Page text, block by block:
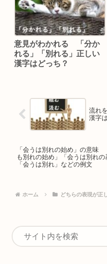
意見がわかれる 「分か
れる」「別れる」正しい
漢字はどっち？
流れ
漢字
「会うは別れの始め」の意味
も別れの始め」「会うは別れの
「会うは別れ」などの例文
ホーム どちらの表現が正